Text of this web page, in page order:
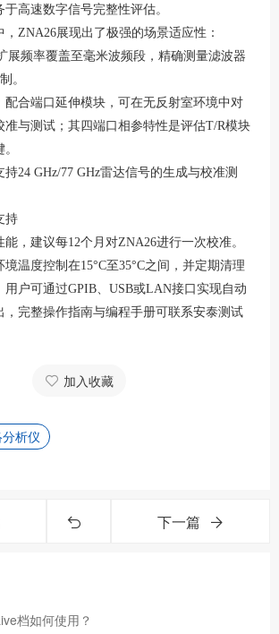
于高速数字信号完整性评估。
ZNA26展现出了极强的场景适应性 ：
展频率覆盖至毫米波频段，精确测量滤波器
。
配合端口延伸模块，可在无反射室环境中对
准与测试；其四端口相参特性是评估T/R模块
。
持24 GHz/77 GHz雷达信号的生成与校准测
持
能，建议每12个月对ZNA26进行一次校准。
境温度控制在15°C至35°C之间，并定期清理
用户可通过GPIB、USB或LAN接口实现自动
，完整操作指南与编程手册可联系安泰测试
加入收藏
析仪
下一篇
档如何使用？